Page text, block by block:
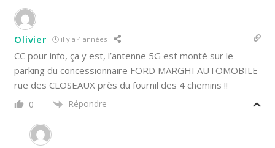
Olivier il y a 4 années
CC pour info, ça y est, l’antenne 5G est monté sur le
parking du concessionnaire FORD MARGHI AUTOMOBILE
rue des CLOSEAUX près du fournil des 4 chemins !!
0 Répondre